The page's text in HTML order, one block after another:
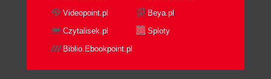
Videopoint.pl
Beya.pl
Czytalisek.pl
Sploty
Biblio.Ebookpoint.pl